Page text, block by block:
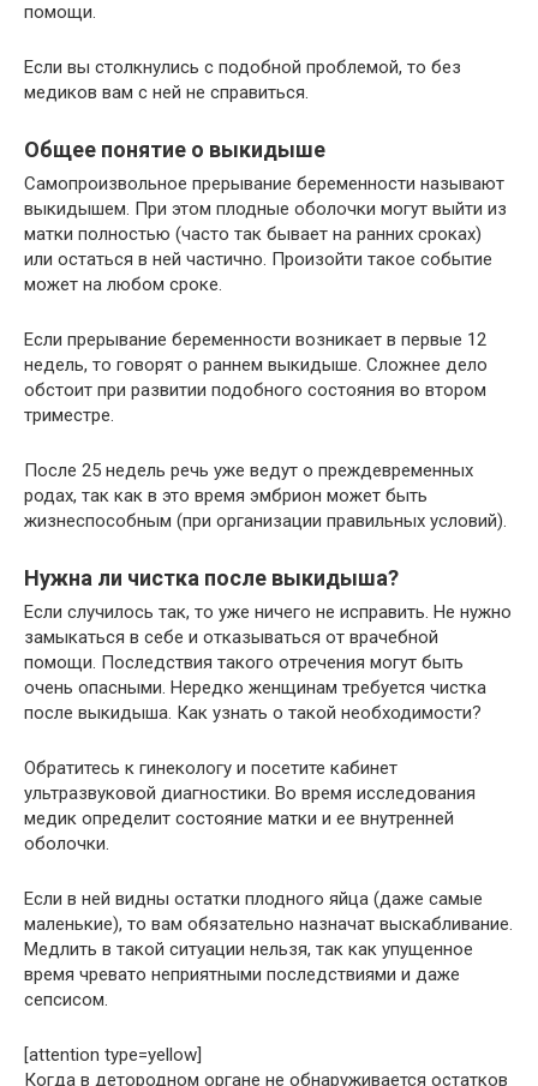
помощи.
Если вы столкнулись с подобной проблемой, то без
медиков вам с ней не справиться.
Общее понятие о выкидыше
Самопроизвольное прерывание беременности называют
выкидышем. При этом плодные оболочки могут выйти из
матки полностью (часто так бывает на ранних сроках)
или остаться в ней частично. Произойти такое событие
может на любом сроке.
Если прерывание беременности возникает в первые 12
недель, то говорят о раннем выкидыше. Сложнее дело
обстоит при развитии подобного состояния во втором
триместре.
После 25 недель речь уже ведут о преждевременных
родах, так как в это время эмбрион может быть
жизнеспособным (при организации правильных условий).
Нужна ли чистка после выкидыша?
Если случилось так, то уже ничего не исправить. Не нужно
замыкаться в себе и отказываться от врачебной
помощи. Последствия такого отречения могут быть
очень опасными. Нередко женщинам требуется чистка
после выкидыша. Как узнать о такой необходимости?
Обратитесь к гинекологу и посетите кабинет
ультразвуковой диагностики. Во время исследования
медик определит состояние матки и ее внутренней
оболочки.
Если в ней видны остатки плодного яйца (даже самые
маленькие), то вам обязательно назначат выскабливание.
Медлить в такой ситуации нельзя, так как упущенное
время чревато неприятными последствиями и даже
сепсисом.
[attention type=yellow]
Когда в детородном органе не обнаруживается остатков